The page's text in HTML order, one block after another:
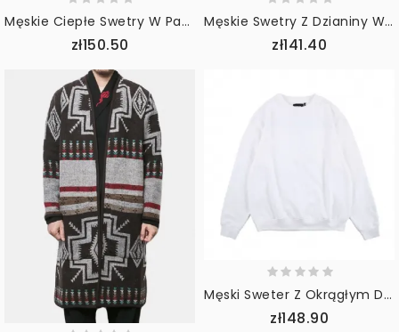
Męskie Ciepłe Swetry W Paski Z Okrągłym Dekoltem I Długim Rękawem
zł150.50
Męskie Swetry Z Dzianiny W Prążki Z Okrągłym Dekoltem I Luźnym Krojem
zł141.40
Męski Sweter Z Okrągłym Dekoltem Luźny I Modny Sweter Chłopięcy Na Wszystkie Mecze
zł148.90